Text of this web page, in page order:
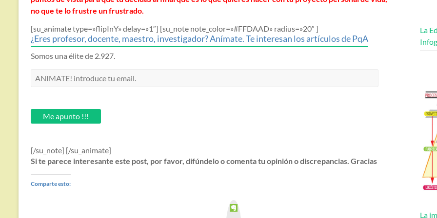
no que te lo frustre un frustrado.
[su_animate type=»flipInY» delay=»1″] [su_note note_color=»#FFDAAD» radius=»20″ ]
¿Eres profesor, docente, maestro, investigador? Anímate. Te interesan los artículos de PqA
Somos una élite de 2.927.
ANIMATE!
email.
Me apunto !!!
[/su_note] [/su_animate]
Si te parece interesante este post, por favor, difúndelo o comenta tu opinión o discrepancias. Gracias
Comparte esto:
La
La